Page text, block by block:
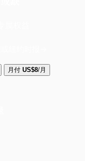
月付 US$8/月